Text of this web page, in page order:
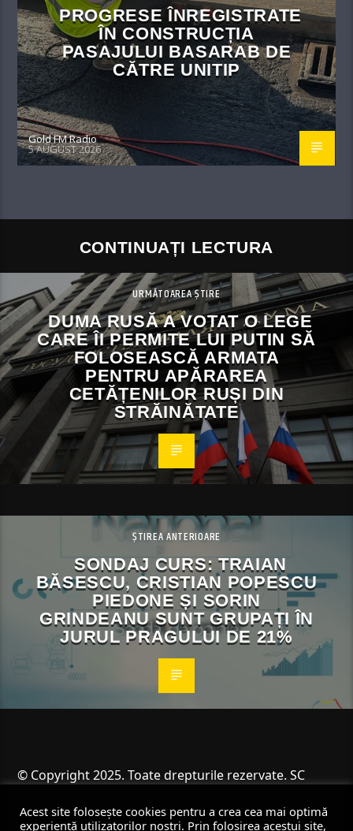
PROGRESE ÎNREGISTRATE
ÎN CONSTRUCȚIA
PASAJULUI BASARAB DE
CĂTRE UNITIP
Gold FM Radio
5 AUGUST 2026
CONTINUAȚI LECTURA
URMĂTOAREA ȘTIRE
DUMA RUSĂ A VOTAT O LEGE
CARE ÎI PERMITE LUI PUTIN SĂ
FOLOSEASCĂ ARMATA
PENTRU APĂRAREA
CETĂȚENILOR RUȘI DIN
STRĂINĂTATE
ȘTIREA ANTERIOARE
SONDAJ CURS: TRAIAN
BĂSESCU, CRISTIAN POPESCU
PIEDONE ȘI SORIN
GRINDEANU SUNT GRUPAȚI ÎN
JURUL PRAGULUI DE 21%
© Copyright 2025. Toate drepturile rezervate. SC
Acest site folosește cookies pentru a crea cea mai optimă
experiență utilizatorilor noștri. Prin folosirea acestui site,